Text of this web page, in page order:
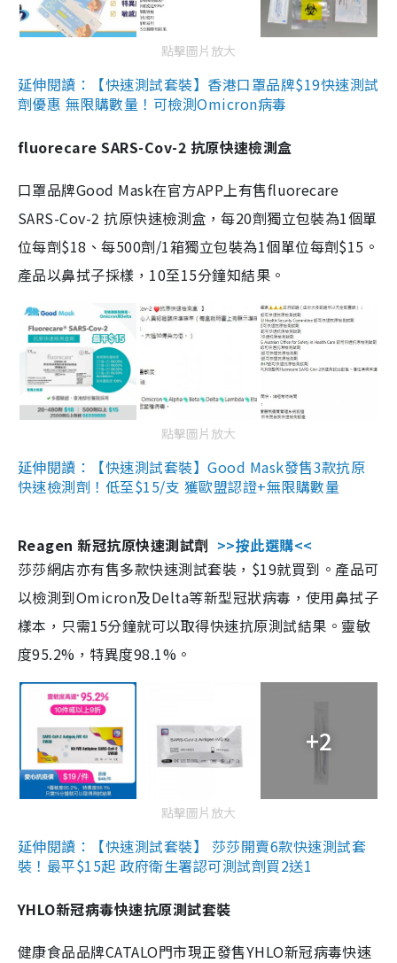
點擊圖片放大
延伸閱讀：【快速測試套裝】香港口罩品牌$19快速測試
劑優惠 無限購數量！可檢測Omicron病毒
fluorecare SARS-Cov-2 抗原快速檢測盒
口罩品牌Good Mask在官方APP上有售fluorecare
SARS-Cov-2 抗原快速檢測盒，每20劑獨立包裝為1個單
位每劑$18、每500劑/1箱獨立包裝為1個單位每劑$15。
產品以鼻拭子採樣，10至15分鐘知結果。
點擊圖片放大
延伸閱讀：【快速測試套裝】Good Mask發售3款抗原
快速檢測劑！低至$15/支 獲歐盟認證+無限購數量
Reagen 新冠抗原快速測試劑 >>按此選購<<
莎莎網店亦有售多款快速測試套裝，$19就買到。產品可
以檢測到Omicron及Delta等新型冠狀病毒，使用鼻拭子
樣本，只需15分鐘就可以取得快速抗原測試結果。靈敏
度95.2%，特異度98.1%。
+2
點擊圖片放大
延伸閱讀：【快速測試套裝】 莎莎開賣6款快速測試套
裝！最平$15起 政府衛生署認可測試劑買2送1
YHLO新冠病毒快速抗原測試套裝
健康食品品牌CATALO門市現正發售YHLO新冠病毒快速